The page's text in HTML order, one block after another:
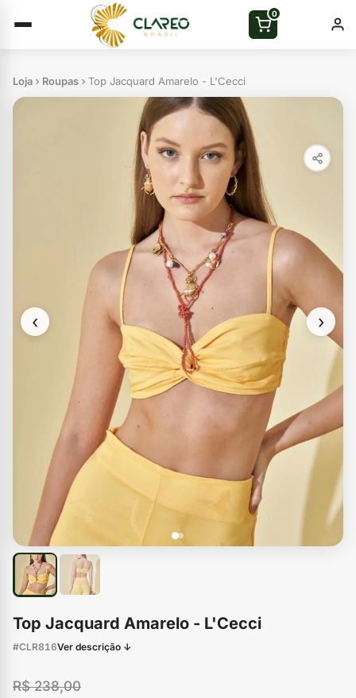
0
Loja Roupas Top Jacquard Amarelo - L'Cecci
‹ ›
Top Jacquard Amarelo - L'Cecci
#CLR816Ver descrição ↓
R$ 238,00